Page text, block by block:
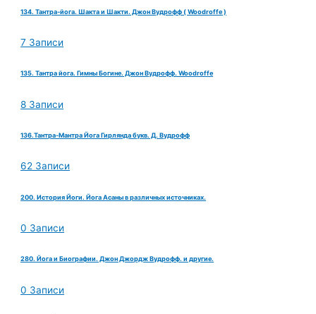
134. Тантра-йога. Шакта и Шакти. Джон Вудрофф ( Woodroffe )
7 Записи
135. Тантра йога. Гимны Богине. Джон Вудрофф. Woodroffe
8 Записи
136.Тантра-Мантра Йога Гирлянда букв. Д. Вудрофф
62 Записи
200. История Йоги. Йога Асаны в различных источниках.
0 Записи
280. Йога и Биографии. Джон Джордж Вудрофф. и другие.
0 Записи